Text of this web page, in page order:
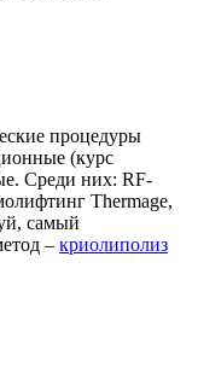
процедуры
(курс
Среди них: RF-
Thermage,
самый
– криолиполиз